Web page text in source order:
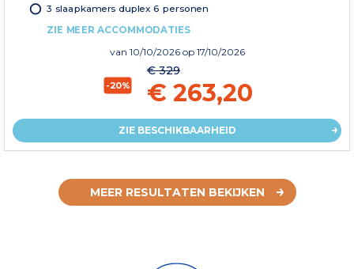
3 slaapkamers duplex 6 personen
ZIE MEER ACCOMMODATIES
van 10/10/2026 op 17/10/2026
-20%
€ 329
€ 263,20
ZIE BESCHIKBAARHEID
MEER RESULTATEN BEKIJKEN